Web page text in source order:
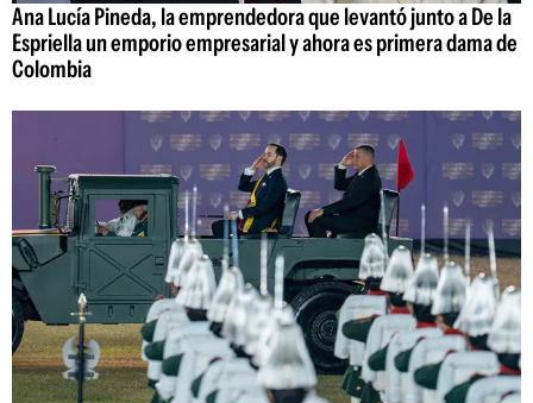
Ana Lucía Pineda, la emprendedora que levantó junto a De la
Espriella un emporio empresarial y ahora es primera dama de
Colombia